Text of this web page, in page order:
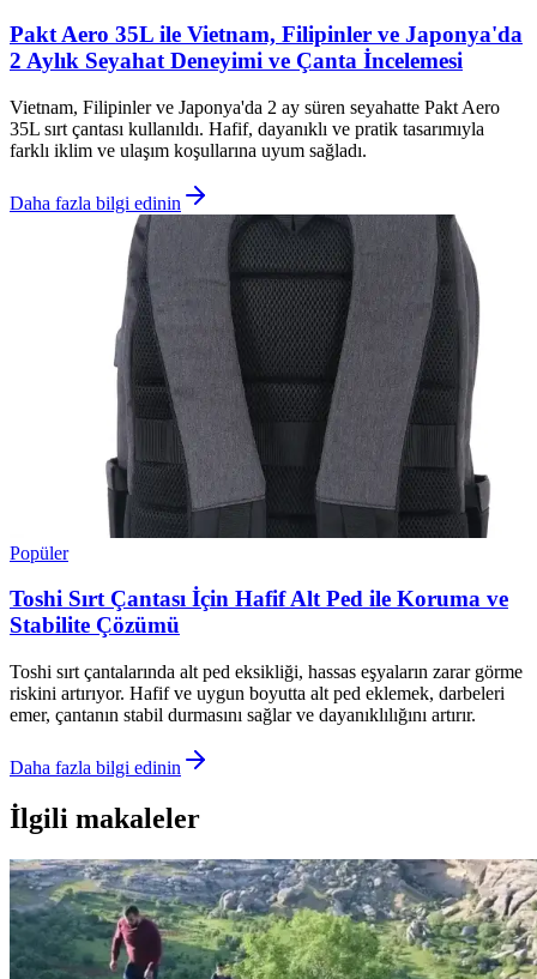
Pakt Aero 35L ile Vietnam, Filipinler ve Japonya'da
2 Aylık Seyahat Deneyimi ve Çanta İncelemesi
Vietnam, Filipinler ve Japonya'da 2 ay süren seyahatte Pakt Aero
35L sırt çantası kullanıldı. Hafif, dayanıklı ve pratik tasarımıyla
farklı iklim ve ulaşım koşullarına uyum sağladı.
Daha fazla bilgi edinin
Popüler
Toshi Sırt Çantası İçin Hafif Alt Ped ile Koruma ve
Stabilite Çözümü
Toshi sırt çantalarında alt ped eksikliği, hassas eşyaların zarar görme
riskini artırıyor. Hafif ve uygun boyutta alt ped eklemek, darbeleri
emer, çantanın stabil durmasını sağlar ve dayanıklılığını artırır.
Daha fazla bilgi edinin
İlgili makaleler